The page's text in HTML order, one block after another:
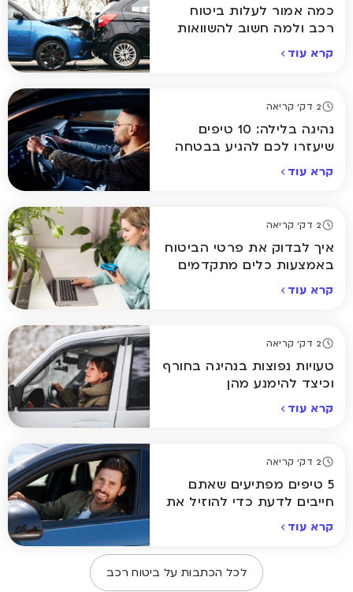
כמה אמור לעלות ביטוח
רכב ולמה חשוב להשוואות
קרא עוד
2 דק' קריאה
נהיגה בלילה: 10 טיפים
שיעזרו לכם להגיע בבטחה
קרא עוד
2 דק' קריאה
איך לבדוק את פרטי הביטוח
באמצעות כלים מתקדמים
קרא עוד
2 דק' קריאה
טעויות נפוצות בנהיגה בחורף
וכיצד להימנע מהן
קרא עוד
2 דק' קריאה
5 טיפים מפתיעים שאתם
חייבים לדעת כדי להוזיל את
קרא עוד
לכל הכתבות על ביטוח רכב